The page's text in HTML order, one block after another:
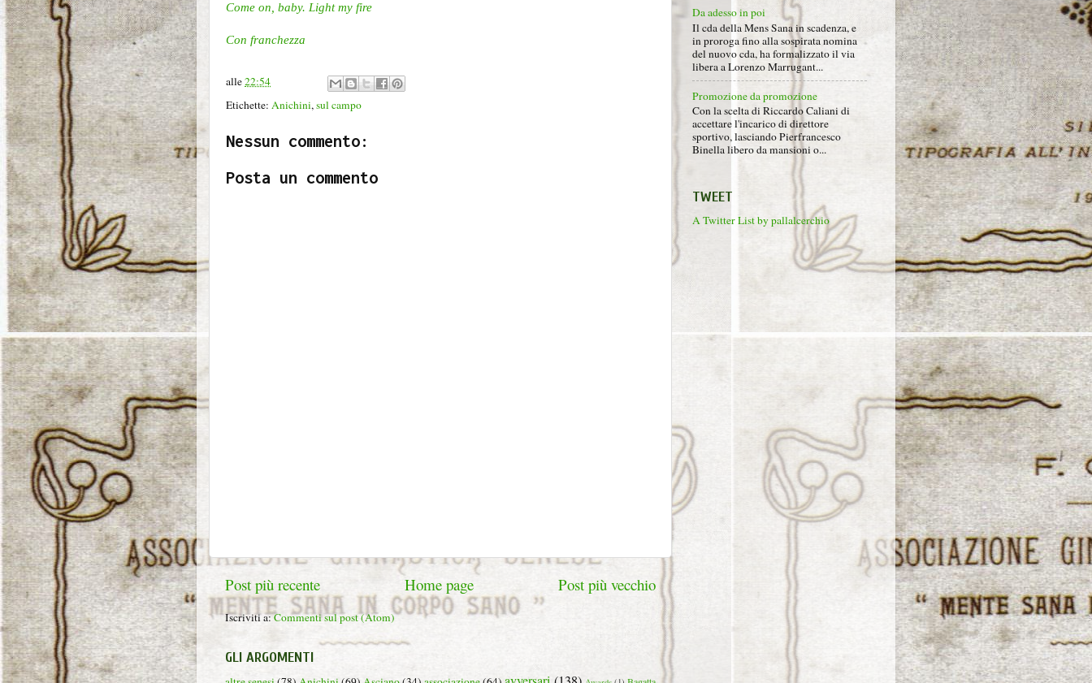
Come on, baby. Light my fire
Con franchezza
alle22:54
Etichette: Anichini, sul campo
Nessun commento:
Posta un commento
Post più recente Post più vecchio
Home page
Iscriviti a:Commenti sul post (Atom)
GLI ARGOMENTI
Da adesso in poi
Il cda della Mens Sana in scadenza, e
in proroga fino alla sospirata nomina
del nuovo cda, ha formalizzato il via
libera a Lorenzo Marrugant...
Promozione da promozione
Con la scelta di Riccardo Caliani di
accettare l'incarico di direttore
sportivo, lasciando Pierfrancesco
Binella libero da mansioni o...
TWEET
A Twitter List by pallalcerchio